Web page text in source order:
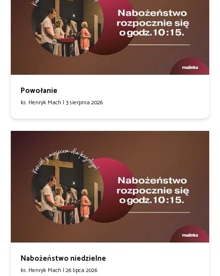
Powołanie
ks. Henryk Mach | 3 sierpnia 2026
Nabożeństwo niedzielne
ks. Henryk Mach | 26 lipca 2026